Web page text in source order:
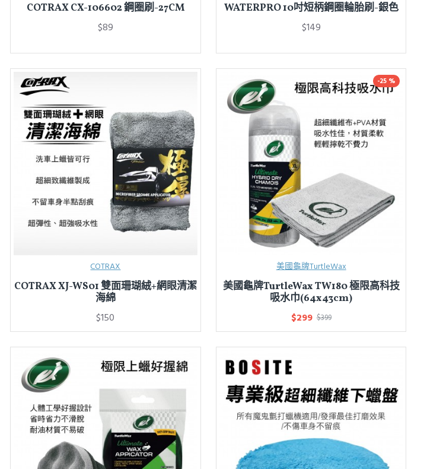
COTRAX CX-106602 鋼圈刷-27CM
$89
WATERPRO 10吋短柄鋼圈輪胎刷-銀色
$149
COTRAX
COTRAX XJ-WS01 雙面珊瑚絨+網眼清潔
海綿
$150
-25 %
美國龜牌TurtleWax
美國龜牌TurtleWax TW180 極限高科技
吸水巾(64x43cm)
$299 $399